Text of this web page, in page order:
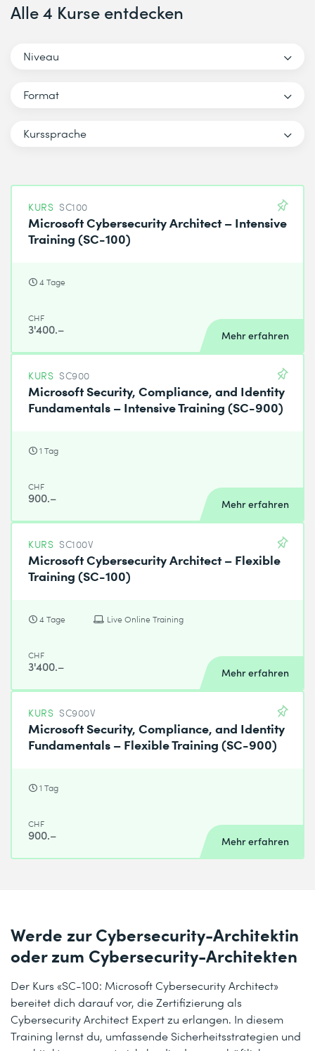
Alle 4 Kurse entdecken
Niveau
Format
Kurssprache
KURS SC100
Microsoft Cybersecurity Architect – Intensive
Training (SC-100)
4 Tage
CHF
3'400.– Mehr erfahren
KURS SC900
Microsoft Security, Compliance, and Identity
Fundamentals – Intensive Training (SC-900)
1 Tag
CHF
900.– Mehr erfahren
KURS SC100V
Microsoft Cybersecurity Architect – Flexible
Training (SC-100)
4 Tage Live Online Training
CHF
3'400.– Mehr erfahren
KURS SC900V
Microsoft Security, Compliance, and Identity
Fundamentals – Flexible Training (SC-900)
1 Tag
CHF
900.– Mehr erfahren
Werde zur Cybersecurity-Architektin
oder zum Cybersecurity-Architekten
Der Kurs «SC-100: Microsoft Cybersecurity Architect»
bereitet dich darauf vor, die Zertifizierung als
Cybersecurity Architect Expert zu erlangen. In diesem
Training lernst du, umfassende Sicherheitsstrategien und